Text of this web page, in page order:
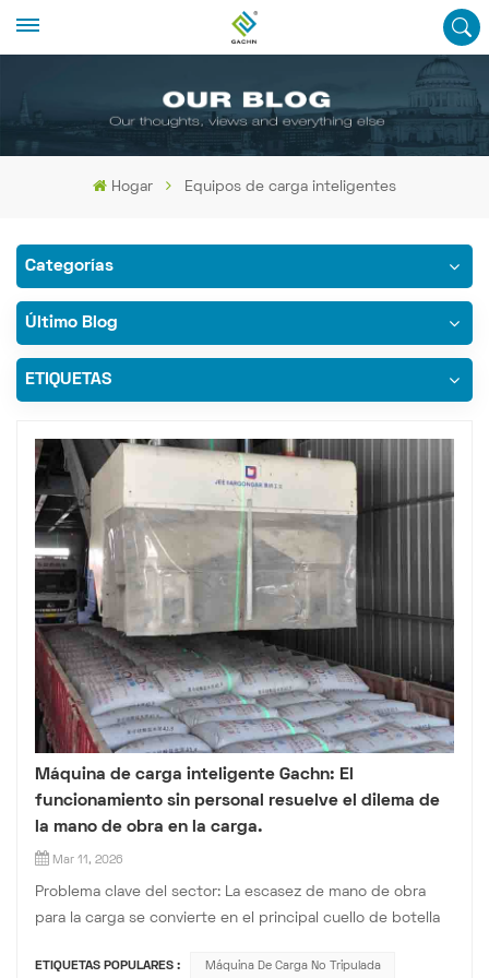
Hogar Equipos de carga inteligentes
Categorías
Último Blog
ETIQUETAS
Máquina de carga inteligente Gachn: El
funcionamiento sin personal resuelve el dilema de
la mano de obra en la carga.
Mar 11, 2026
Problema clave del sector: La escasez de mano de obra
para la carga se convierte en el principal cuello de botella
el cemento, los productos químicos y los cereales, la carga
ETIQUETAS POPULARES : Máquina De Carga No Tripulada